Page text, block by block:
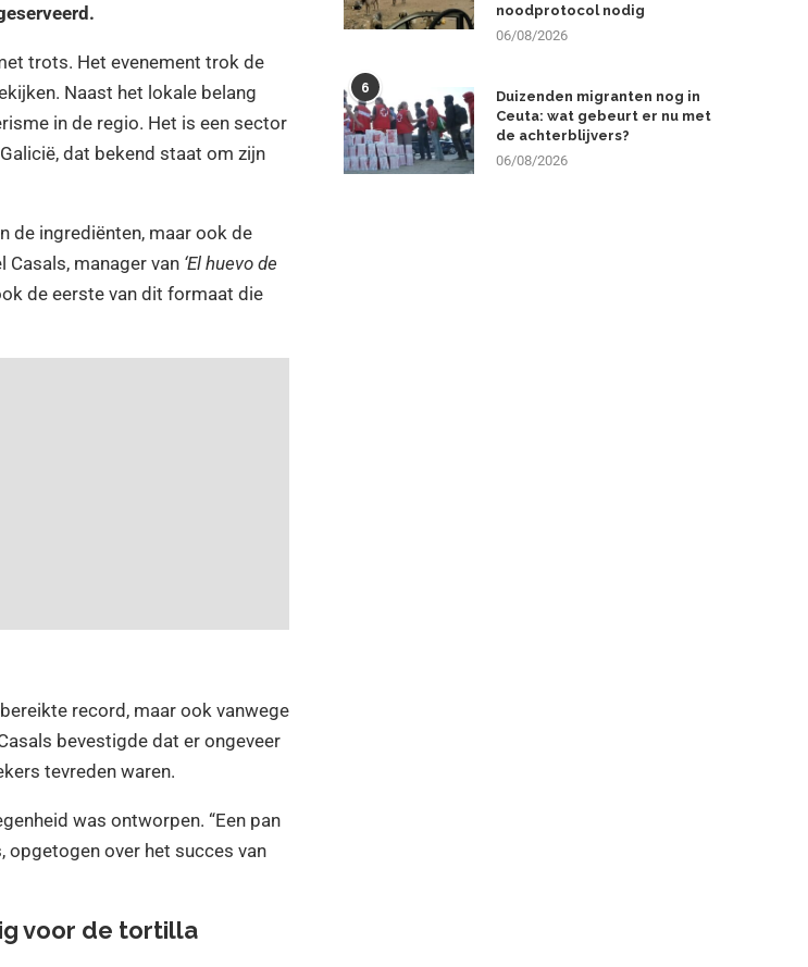
trots. Het evenement trok de
Naast het lokale belang
in de regio. Het is een sector
dat bekend staat om zijn
de ingrediënten, maar ook de
manager van ‘El huevo de
de eerste van dit formaat die
record, maar ook vanwege
bevestigde dat er ongeveer
tevreden waren.
was ontworpen. “Een pan
opgetogen over het succes van
voor de tortilla
noodprotocol nodig
06/08/2026
6
Duizenden migranten nog in
Ceuta: wat gebeurt er nu met
de achterblijvers?
06/08/2026